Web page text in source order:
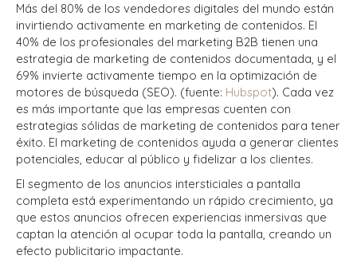
Más del 80% de los vendedores digitales del mundo están
invirtiendo activamente en marketing de contenidos. El
40% de los profesionales del marketing B2B tienen una
estrategia de marketing de contenidos documentada, y el
69% invierte activamente tiempo en la optimización de
motores de búsqueda (SEO). (fuente: Hubspot). Cada vez
es más importante que las empresas cuenten con
estrategias sólidas de marketing de contenidos para tener
éxito. El marketing de contenidos ayuda a generar clientes
potenciales, educar al público y fidelizar a los clientes.
El segmento de los anuncios intersticiales a pantalla
completa está experimentando un rápido crecimiento, ya
que estos anuncios ofrecen experiencias inmersivas que
captan la atención al ocupar toda la pantalla, creando un
efecto publicitario impactante.